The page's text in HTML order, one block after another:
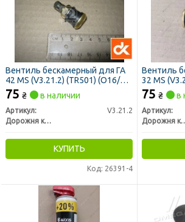
Вентиль бескамерный для ГА
42 МS (V3.21.2) (TR501) (O16/42
мм) (5629716) <ДК>
75 ₴ в наличии
Артикул:
V3.21.2
Дорожня карта
КУПИТЬ
Код: 26391-4
Вентиль
32 MS
мм)
75 ₴ в
Артикул: